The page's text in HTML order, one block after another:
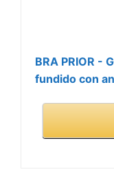
BRA PRIOR -
fundido con